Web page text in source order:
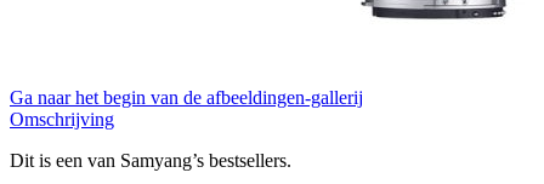
Ga naar het begin van de afbeeldingen-gallerij
Omschrijving
Dit is een van Samyang’s bestsellers.